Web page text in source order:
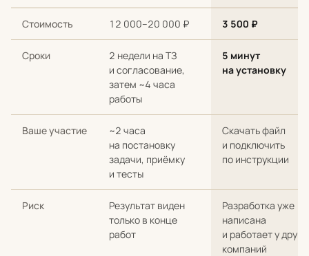
Стоимость 12 000–20 000 ₽ 3 500 ₽
Сроки
2 недели на ТЗ
и согласование,
затем ~4 часа
работы
5 минут
на установку
Ваше участие
~2 часа
на постановку
задачи, приёмку
и тесты
Скачать файл
и подключить
по инструкции
Риск
Результат виден
только в конце
работ
Разработка уже
написана
и работает у
компаний